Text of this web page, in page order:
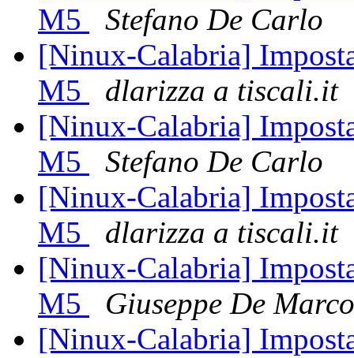
M5
Stefano De Carlo
[Ninux-Calabria]
M5
dlarizza a tiscali.it
[Ninux-Calabria]
M5
Stefano De Carlo
[Ninux-Calabria]
M5
dlarizza a tiscali.it
[Ninux-Calabria]
M5
Giuseppe De Marco
[Ninux-Calabria]